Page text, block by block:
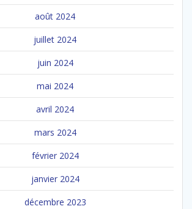
août 2024
juillet 2024
juin 2024
mai 2024
avril 2024
mars 2024
février 2024
janvier 2024
décembre 2023